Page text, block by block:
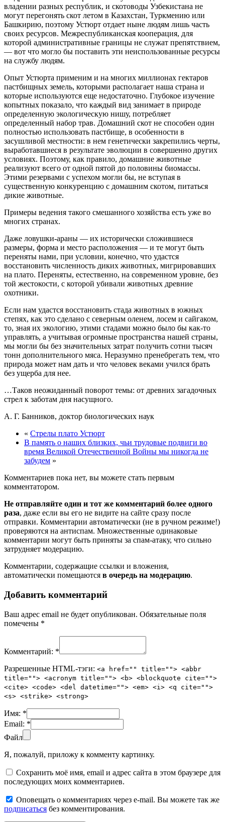
владении разных республик, и скотоводы Узбекистана не
могут перегонять скот летом в Казахстан, Туркмению или
Башкирию, поэтому Устюрт отдает ныне людям лишь часть
своих ресурсов. Межреспубликанская кооперация, для
которой административные границы не служат препятствием,
— вот что могло бы поставить эти неиспользованные ресурсы
на службу людям.
Опыт Устюрта применим и на многих миллионах гектаров
пастбищных земель, которыми располагает наша страна и
которые используются еще недостаточно. Глубокое изучение
копытных показало, что каждый вид занимает в природе
определенную экологическую нишу, потребляет
определенный набор трав. Домашний скот не способен один
полностью использовать пастбище, в особенности в
засушливой местности: в нем генетически закрепились черты,
выработавшиеся в результате эволюции в совершенно других
условиях. Поэтому, как правило, домашние животные
реализуют всего от одной пятой до половины биомассы.
Этими резервами с успехом могли бы, не вступая в
существенную конкуренцию с домашним скотом, питаться
дикие животные.
Примеры ведения такого смешанного хозяйства есть уже во
многих странах.
Даже ловушки-араны — их исторически сложившиеся
размеры, форма и место расположения — и те могут быть
переняты нами, при условии, конечно, что удастся
восстановить численность диких животных, мигрировавших
на плато. Переняты, естественно, на современном уровне, без
той жестокости, с которой убивали животных древние
охотники.
Если нам удастся восстановить стада животных в южных
степях, как это сделано с северным оленем, лосем и сайгаком,
то, зная их экологию, этими стадами можно было бы как-то
управлять, а учитывая огромные пространства нашей страны,
мы могли бы без значительных затрат получить сотни тысяч
тонн дополнительного мяса. Неразумно пренебрегать тем, что
природа может нам дать и что человек веками учился брать
без ущерба для нее.
…Таков неожиданный поворот темы: от древних загадочных
стрел к заботам дня насущного.
А. Г. Банников, доктор биологических наук
« Стрелы плато Устюрт
В память о наших близких, чьи трудовые подвиги во
время Великой Отечественной Войны мы никогда не
забудем »
Комментариев пока нет, вы можете стать первым
комментатором.
Не отправляйте один и тот же комментарий более одного
раза, даже если вы его не видите на сайте сразу после
отправки. Комментарии автоматически (не в ручном режиме!)
проверяются на антиспам. Множественные одинаковые
комментарии могут быть приняты за спам-атаку, что сильно
затрудняет модерацию.
Комментарии, содержащие ссылки и вложения,
автоматически помещаются в очередь на модерацию.
Добавить комментарий
Ваш адрес email не будет опубликован. Обязательные поля
помечены *
Комментарий: *
Разрешенные HTML-тэги: <a href="" title=""> <abbr
title=""> <acronym title=""> <b> <blockquote cite="">
<cite> <code> <del datetime=""> <em> <i> <q cite="">
<s> <strike> <strong>
Имя: *
Email: *
Файл
Я, пожалуй, приложу к комменту картинку.
Сохранить моё имя, email и адрес сайта в этом браузере для
последующих моих комментариев.
Оповещать о комментариях через e-mail. Вы можете так же
подписаться без комментирования.